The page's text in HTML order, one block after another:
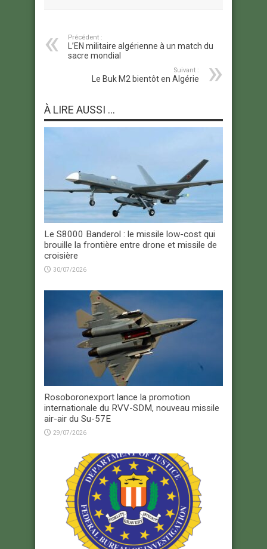
Précédent :
L’EN militaire algérienne à un match du
sacre mondial
Suivant :
Le Buk M2 bientôt en Algérie
À LIRE AUSSI ...
Le S8000 Banderol : le missile low-cost qui
brouille la frontière entre drone et missile de
croisière
30/07/2026
Rosoboronexport lance la promotion
internationale du RVV-SDM, nouveau missile
air-air du Su-57E
29/07/2026